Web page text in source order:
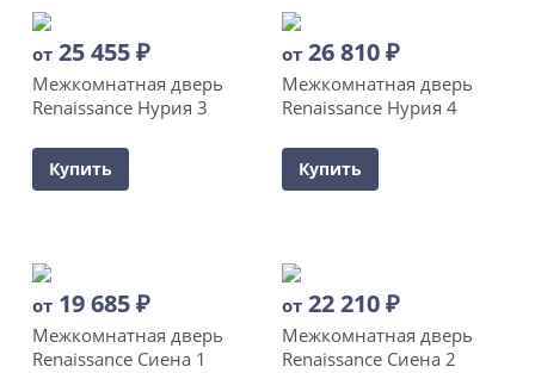
от 25 455₽
Межкомнатная дверь
Renaissance Нурия 3
Купить
от 26 810₽
Межкомнатная дверь
Renaissance Нурия 4
Купить
от 19 685₽
Межкомнатная дверь
Renaissance Сиена 1
от 22 210₽
Межкомнатная дверь
Renaissance Сиена 2